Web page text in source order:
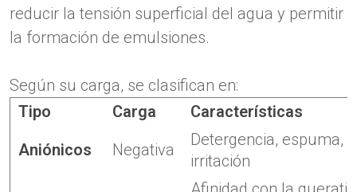
reducir la tensión superficial del agua y permitir
la formación de emulsiones.
Según su carga, se clasifican en:
Tipo
Carga
Características
Aniónicos
Negativa
Detergencia, espuma,
irritación